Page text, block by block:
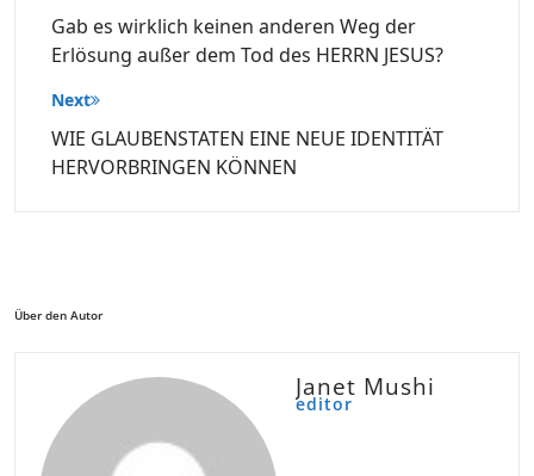
Gab es wirklich keinen anderen Weg der
Erlösung außer dem Tod des HERRN JESUS?
Next
WIE GLAUBENSTATEN EINE NEUE IDENTITÄT
HERVORBRINGEN KÖNNEN
Über den Autor
Janet Mushi
editor